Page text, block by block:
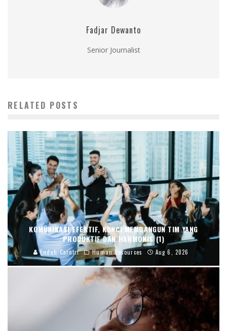
Fadjar Dewanto
Senior Journalist
RELATED POSTS
KOMUNIKASI EFEKTIF, KUNCI MEMBANGUN TIM YANG
PRODUKTIF DAN HARMONIS (1)
Endah Caratri Human Resources Aug 6, 2026